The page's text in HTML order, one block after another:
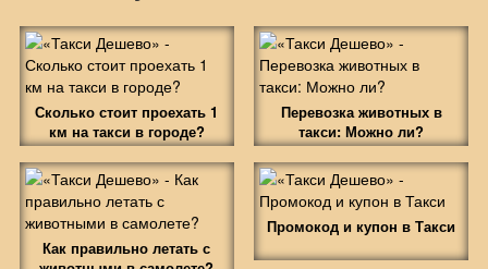
Сколько стоит проехать 1
км на такси в городе?
Перевозка животных в
такси: Можно ли?
Как правильно летать с
Промокод и купон в Такси